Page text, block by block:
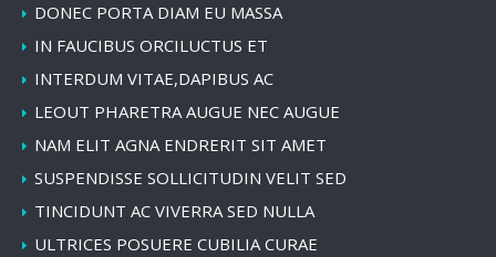
DONEC PORTA DIAM EU MASSA
IN FAUCIBUS ORCILUCTUS ET
INTERDUM VITAE,DAPIBUS AC
LEOUT PHARETRA AUGUE NEC AUGUE
NAM ELIT AGNA ENDRERIT SIT AMET
SUSPENDISSE SOLLICITUDIN VELIT SED
TINCIDUNT AC VIVERRA SED NULLA
ULTRICES POSUERE CUBILIA CURAE